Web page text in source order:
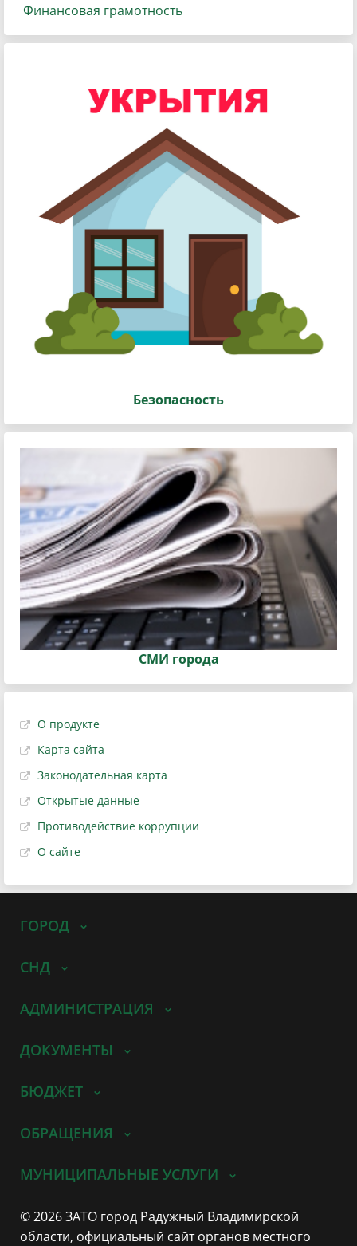
Финансовая грамотность
Безопасность
СМИ города
О продукте
Карта сайта
Законодательная карта
Открытые данные
Противодействие коррупции
О сайте
ГОРОД
СНД
АДМИНИСТРАЦИЯ
ДОКУМЕНТЫ
БЮДЖЕТ
ОБРАЩЕНИЯ
МУНИЦИПАЛЬНЫЕ УСЛУГИ
© 2026 ЗАТО город Радужный Владимирской
области, официальный сайт органов местного